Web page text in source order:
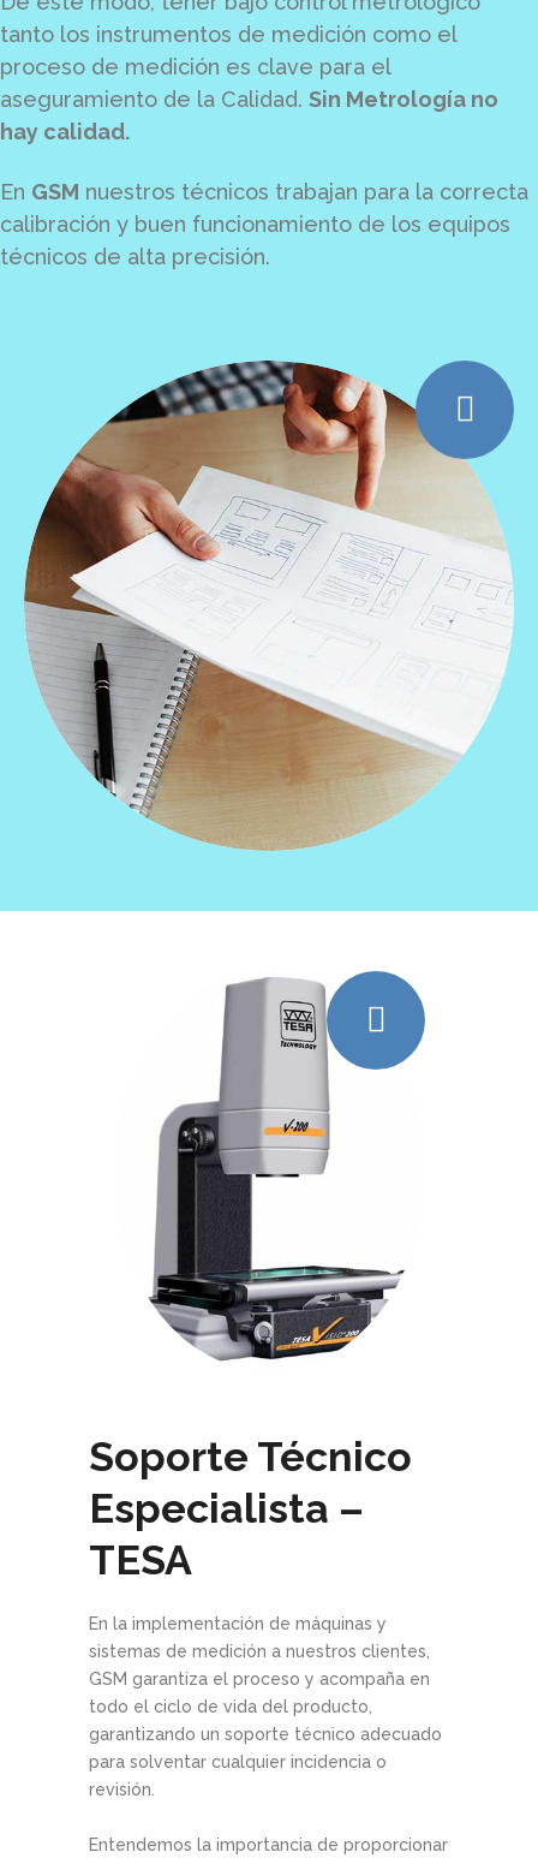
tanto los instrumentos de medición como el
proceso de medición es clave para el
aseguramiento de la Calidad. Sin Metrología no
hay calidad.
En GSM nuestros técnicos trabajan para la correcta
calibración y buen funcionamiento de los equipos
técnicos de alta precisión.
Soporte Técnico
Especialista –
TESA
En la implementación de máquinas y
sistemas de medición a nuestros clientes,
GSM garantiza el proceso y acompaña en
todo el ciclo de vida del producto,
garantizando un soporte técnico adecuado
para solventar cualquier incidencia o
revisión.
Entendemos la importancia de proporcionar